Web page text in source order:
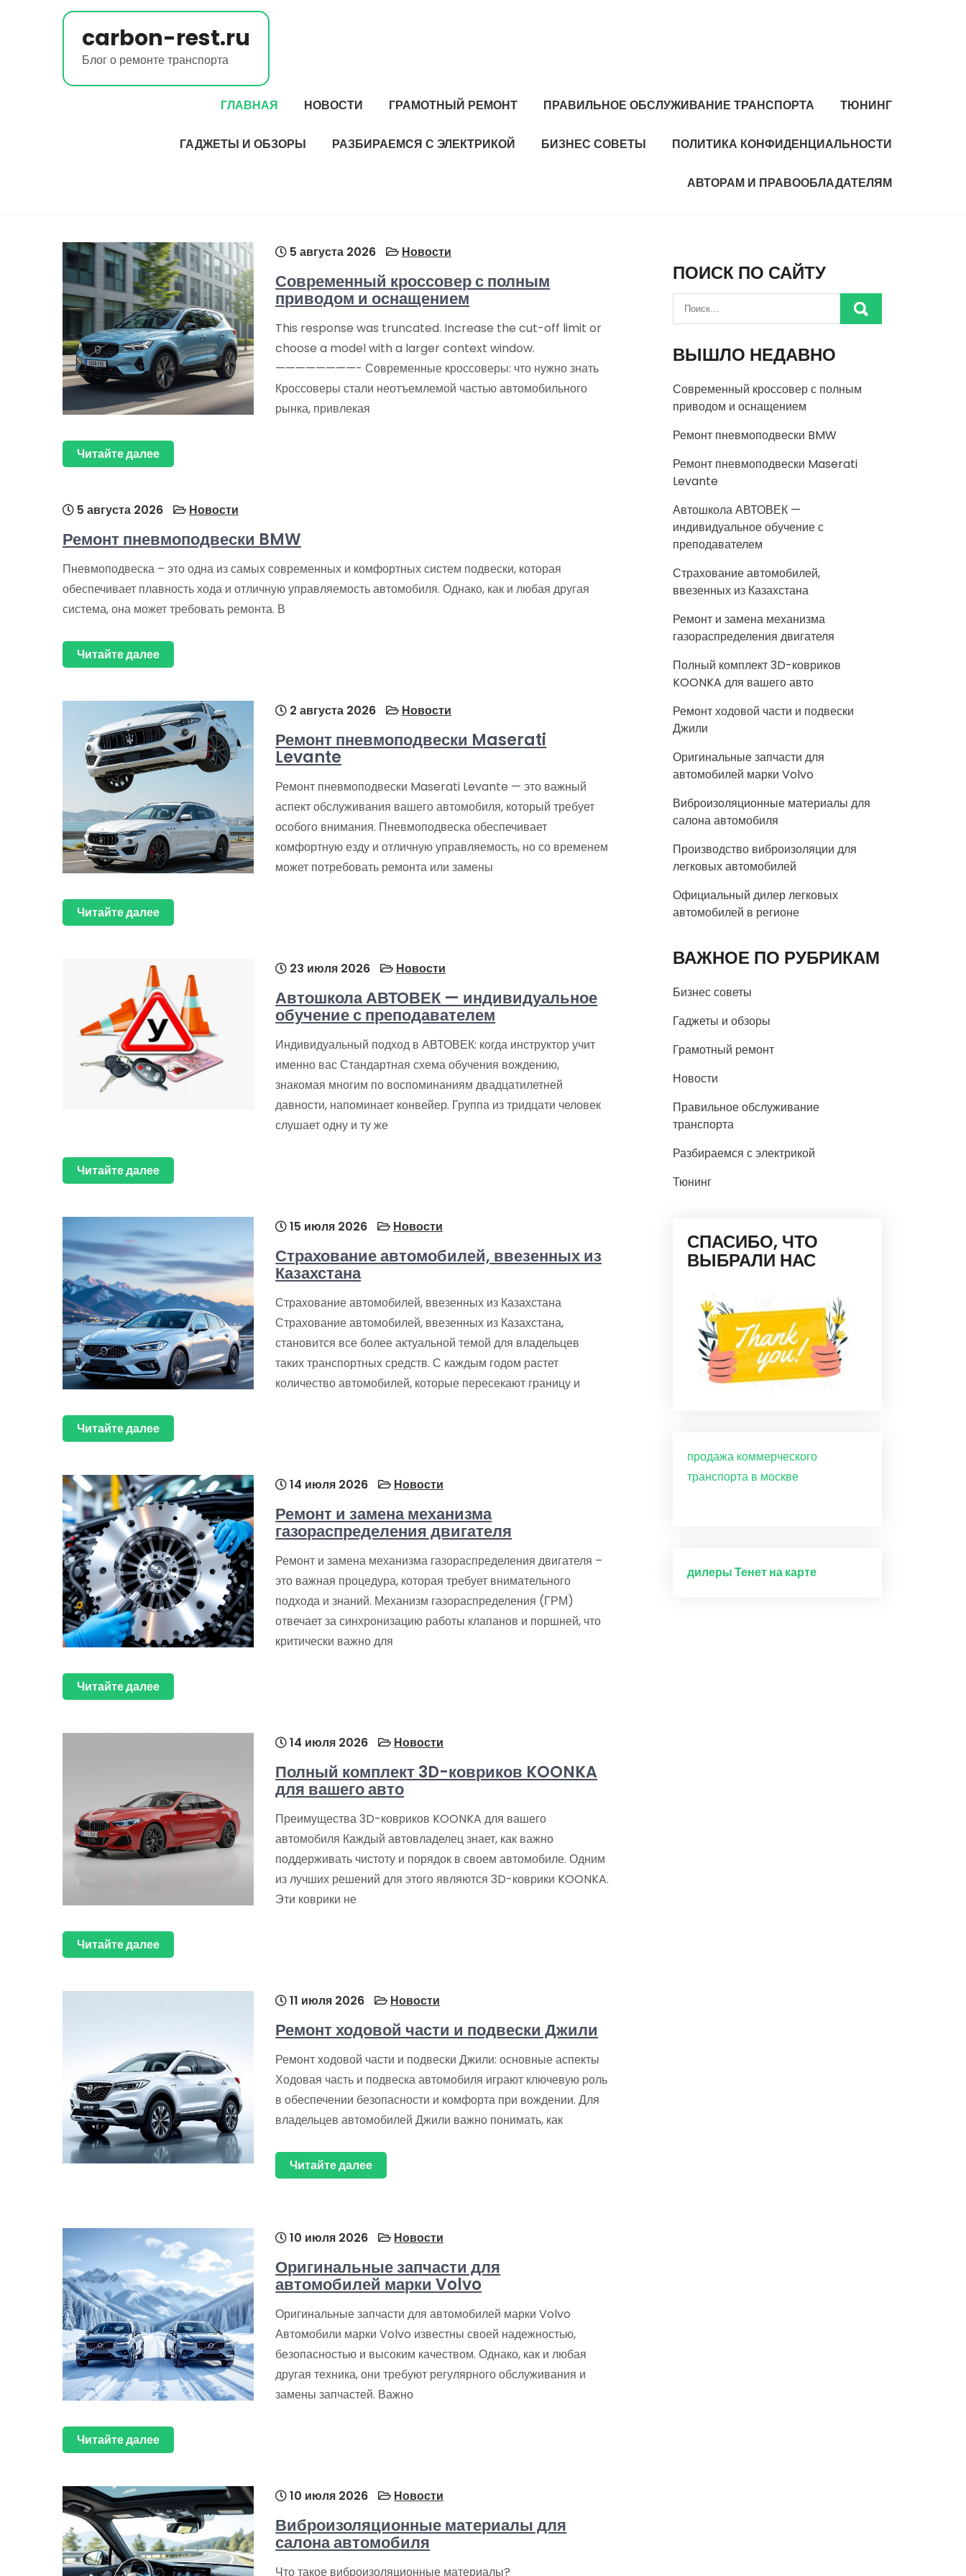
carbon-rest.ru
Блог о ремонте транспорта
ГЛАВНАЯ НОВОСТИ ГРАМОТНЫЙ РЕМОНТ ПРАВИЛЬНОЕ ОБСЛУЖИВАНИЕ ТРАНСПОРТА ТЮНИНГ
ГАДЖЕТЫ И ОБЗОРЫ РАЗБИРАЕМСЯ С ЭЛЕКТРИКОЙ БИЗНЕС СОВЕТЫ ПОЛИТИКА КОНФИДЕНЦИАЛЬНОСТИ
АВТОРАМ И ПРАВООБЛАДАТЕЛЯМ
5 августа 2026 Новости
Современный кроссовер с полным
приводом и оснащением
This response was truncated. Increase the cut-off limit or
choose a model with a larger context window.
————————- Современные кроссоверы: что нужно знать
Кроссоверы стали неотъемлемой частью автомобильного
рынка, привлекая
Читайте далее
5 августа 2026 Новости
Ремонт пневмоподвески BMW
Пневмоподвеска – это одна из самых современных и комфортных систем подвески, которая
обеспечивает плавность хода и отличную управляемость автомобиля. Однако, как и любая другая
система, она может требовать ремонта. В
Читайте далее
2 августа 2026 Новости
Ремонт пневмоподвески Maserati
Levante
Ремонт пневмоподвески Maserati Levante — это важный
аспект обслуживания вашего автомобиля, который требует
особого внимания. Пневмоподвеска обеспечивает
комфортную езду и отличную управляемость, но со временем
может потребовать ремонта или замены
Читайте далее
23 июля 2026 Новости
Автошкола АВТОВЕК — индивидуальное
обучение с преподавателем
Индивидуальный подход в АВТОВЕК: когда инструктор учит
именно вас Стандартная схема обучения вождению,
знакомая многим по воспоминаниям двадцатилетней
давности, напоминает конвейер. Группа из тридцати человек
слушает одну и ту же
Читайте далее
15 июля 2026 Новости
Страхование автомобилей, ввезенных из
Казахстана
Страхование автомобилей, ввезенных из Казахстана
Страхование автомобилей, ввезенных из Казахстана,
становится все более актуальной темой для владельцев
таких транспортных средств. С каждым годом растет
количество автомобилей, которые пересекают границу и
Читайте далее
14 июля 2026 Новости
Ремонт и замена механизма
газораспределения двигателя
Ремонт и замена механизма газораспределения двигателя –
это важная процедура, которая требует внимательного
подхода и знаний. Механизм газораспределения (ГРМ)
отвечает за синхронизацию работы клапанов и поршней, что
критически важно для
Читайте далее
14 июля 2026 Новости
Полный комплект 3D-ковриков KOONKA
для вашего авто
Преимущества 3D-ковриков KOONKA для вашего
автомобиля Каждый автовладелец знает, как важно
поддерживать чистоту и порядок в своем автомобиле. Одним
из лучших решений для этого являются 3D-коврики KOONKA.
Эти коврики не
Читайте далее
11 июля 2026 Новости
Ремонт ходовой части и подвески Джили
Ремонт ходовой части и подвески Джили: основные аспекты
Ходовая часть и подвеска автомобиля играют ключевую роль
в обеспечении безопасности и комфорта при вождении. Для
владельцев автомобилей Джили важно понимать, как
Читайте далее
10 июля 2026 Новости
Оригинальные запчасти для
автомобилей марки Volvo
Оригинальные запчасти для автомобилей марки Volvo
Автомобили марки Volvo известны своей надежностью,
безопасностью и высоким качеством. Однако, как и любая
другая техника, они требуют регулярного обслуживания и
замены запчастей. Важно
Читайте далее
10 июля 2026 Новости
Виброизоляционные материалы для
салона автомобиля
Что такое виброизоляционные материалы?
ПОИСК ПО САЙТУ
ВЫШЛО НЕДАВНО
Современный кроссовер с полным
приводом и оснащением
Ремонт пневмоподвески BMW
Ремонт пневмоподвески Maserati
Levante
Автошкола АВТОВЕК —
индивидуальное обучение с
преподавателем
Страхование автомобилей,
ввезенных из Казахстана
Ремонт и замена механизма
газораспределения двигателя
Полный комплект 3D-ковриков
KOONKA для вашего авто
Ремонт ходовой части и подвески
Джили
Оригинальные запчасти для
автомобилей марки Volvo
Виброизоляционные материалы для
салона автомобиля
Производство виброизоляции для
легковых автомобилей
Официальный дилер легковых
автомобилей в регионе
ВАЖНОЕ ПО РУБРИКАМ
Бизнес советы
Гаджеты и обзоры
Грамотный ремонт
Новости
Правильное обслуживание
транспорта
Разбираемся с электрикой
Тюнинг
СПАСИБО, ЧТО
ВЫБРАЛИ НАС
продажа коммерческого
транспорта в москве
дилеры Тенет на карте